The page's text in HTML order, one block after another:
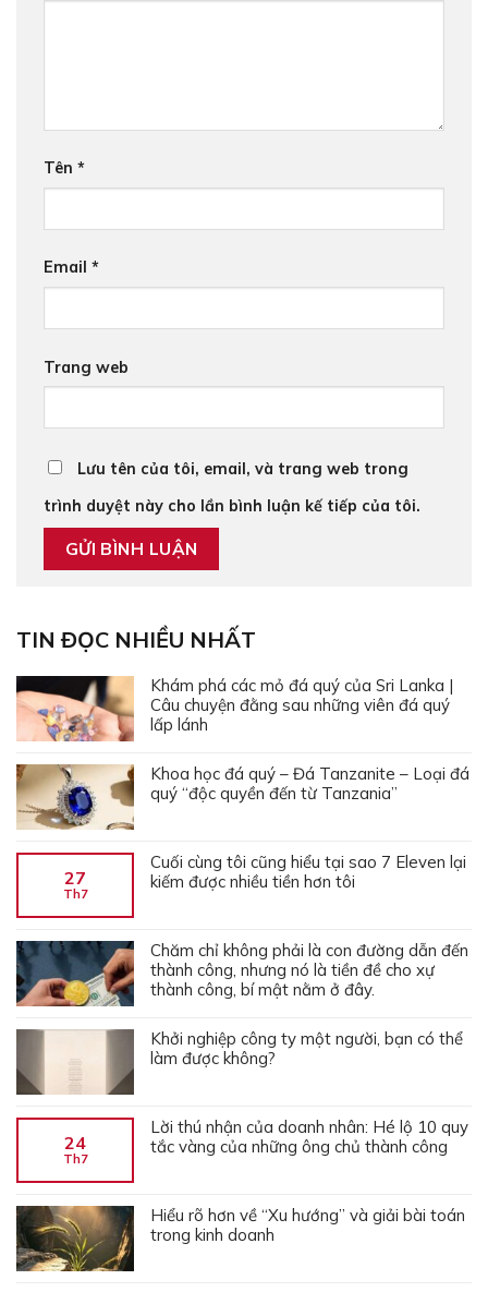
Tên *
Email *
Trang web
Lưu tên của tôi, email, và trang web trong
trình duyệt này cho lần bình luận kế tiếp của tôi.
TIN ĐỌC NHIỀU NHẤT
Khám phá các mỏ đá quý của Sri Lanka |
Câu chuyện đằng sau những viên đá quý
lấp lánh
Khoa học đá quý – Đá Tanzanite – Loại đá
quý “độc quyền đến từ Tanzania”
27
Th7
Cuối cùng tôi cũng hiểu tại sao 7 Eleven lại
kiếm được nhiều tiền hơn tôi
Chăm chỉ không phải là con đường dẫn đến
thành công, nhưng nó là tiền đề cho xự
thành công, bí mật nằm ở đây.
Khởi nghiệp công ty một người, bạn có thể
làm được không?
24
Th7
Lời thú nhận của doanh nhân: Hé lộ 10 quy
tắc vàng của những ông chủ thành công
Hiểu rõ hơn về “Xu hướng” và giải bài toán
trong kinh doanh